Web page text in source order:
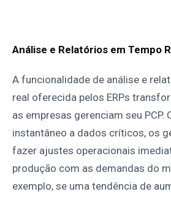
Análise e Relatórios em Tempo
A funcionalidade de análise e
real oferecida pelos ERPs
as empresas gerenciam seu PCP.
instantâneo a dados críticos, os
fazer ajustes operacionais
produção com as demandas do
exemplo, se uma tendência de